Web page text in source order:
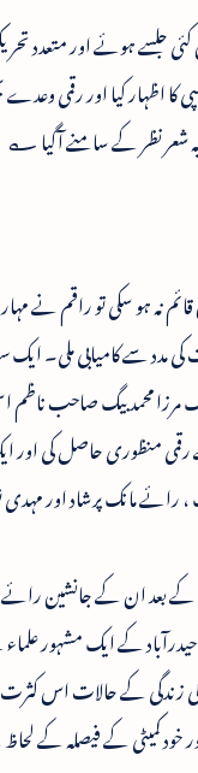
کئی جلسے ہوئے اور
کا اظہار کیا اور رقمی
شعر نظر کے سامنے آگیا ؎
قائم نہ ہو سکی تو راقم
مدد سے کامیابی ملی۔
محمد بیگ صاحب ناظم
منظوری حاصل کی اور ایک
بیگ ، رائے مانک پرشاد
بعد ان کے جانشین
کی زندگی کے حالات اس
خود کمیٹی کے فیصلہ کے